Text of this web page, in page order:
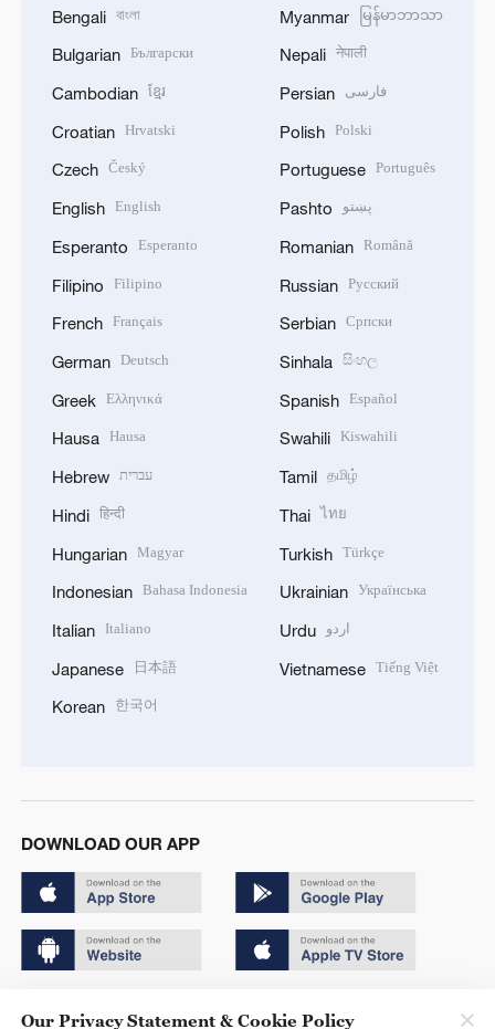
Bengali বাংলা
Bulgarian Български
Cambodian ខ្មែរ
Croatian Hrvatski
Czech Český
English English
Esperanto Esperanto
Filipino Filipino
French Français
German Deutsch
Greek Ελληνικά
Hausa Hausa
Hebrew עברית
Hindi हिन्दी
Hungarian Magyar
Indonesian Bahasa Indonesia
Italian Italiano
Japanese 日本語
Korean 한국어
Myanmar မြန်မာဘာသာ
Nepali नेपाली
Persian فارسی
Polish Polski
Portuguese Português
Pashto پښتو
Romanian Română
Russian Русский
Serbian Српски
Sinhala සිංහල
Spanish Español
Swahili Kiswahili
Tamil தமிழ்
Thai ไทย
Turkish Türkçe
Ukrainian Українська
Urdu اردو
Vietnamese Tiếng Việt
DOWNLOAD OUR APP
Our Privacy Statement & Cookie Policy